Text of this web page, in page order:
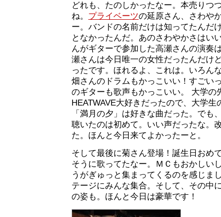
どれも、たのしかったなー。本売りつ
ね。 プライベーツの延原さん、さわや
ー。バンドの名前だけは知ってたんだ
となかったんだ。あのさわやかさはい
んがギターで参加した高瀬さんの演奏
瀬さんは今日唯一の女性だったんだけ
ったです。ほれるよ、これは。いろん
畑さんのドラムもかっこいい！すごい
のギターも歌声もかっこいい。 大学の
HEATWAVE大好きだったので、大学
「満月の夕」は好きな曲だった。でも
聴いたのは初めて。いい声だったな。
た。ほんと今日来てよかったーと。
そして最後に菊さん登場！誕生日おめ
そうに歌ってたなー。ＭＣもおかしい
うがぎゅっと集まってくるのを感じま
テージにみんな集合。そして、その中
の姿も。ほんと今日は豪華です！